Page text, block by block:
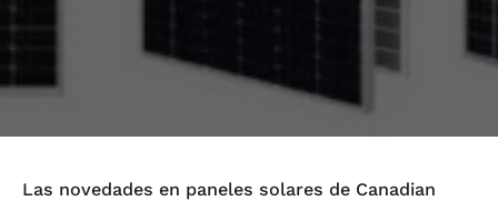
Las novedades en paneles solares de Canadian